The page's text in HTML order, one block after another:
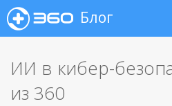
Блог
ИИ в кибер-
из 360